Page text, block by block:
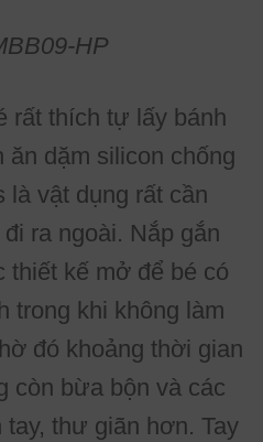
HP
rất thích tự lấy bánh
dặm silicon chống
là vật dụng rất cần
ra ngoài. Nắp gắn
thiết kế mở để bé có
trong khi không làm
đó khoảng thời gian
còn bừa bộn và các
thư giãn hơn. Tay